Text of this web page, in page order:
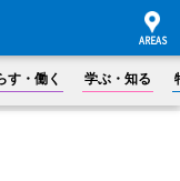
す・働く 学ぶ・知る